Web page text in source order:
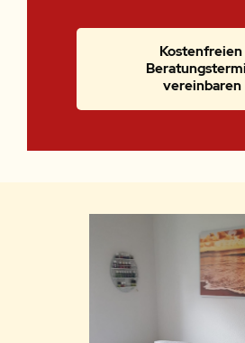
Kostenfreien
vereinbaren